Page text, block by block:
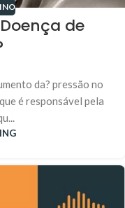
de
da? pressão no
é responsável pela